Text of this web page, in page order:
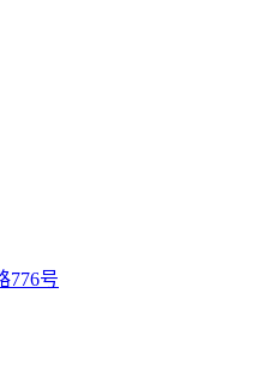
776号